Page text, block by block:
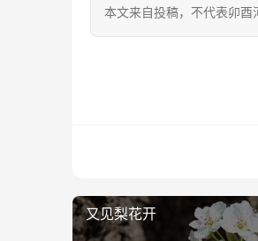
本文来自投稿，不代表卯
又见梨花开